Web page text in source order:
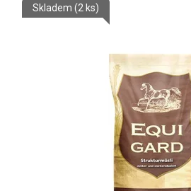
Skladem (2 ks)